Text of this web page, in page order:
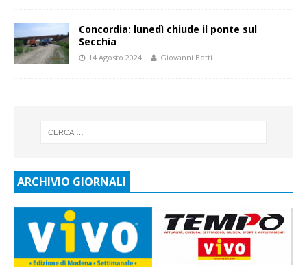
Concordia: lunedì chiude il ponte sul
Secchia
14 Agosto 2024 Giovanni Botti
ARCHIVIO GIORNALI